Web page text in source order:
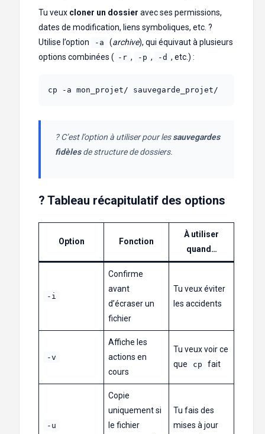
Tu veux cloner un dossier avec ses permissions,
dates de modification, liens symboliques, etc. ?
Utilise l’option
-a (archive), qui équivaut à plusieurs
options combinées ( -r , -p , -d , etc.) :
cp -a mon_projet/ sauvegarde_projet/
? C’est l’option à utiliser pour lessauvegardes
fidèlesde structure de dossiers.
? Tableau récapitulatif des options
Option Fonction
À utiliser
quand…
-i
Confirme
avant
d’écraser un
fichier
Tu veux éviter
les accidents
-v
Affiche les
actions en
cours
Tu veux voir ce
que
cp fait
-u
Copie
uniquement si
le fichier
Tu fais des
mises à jour